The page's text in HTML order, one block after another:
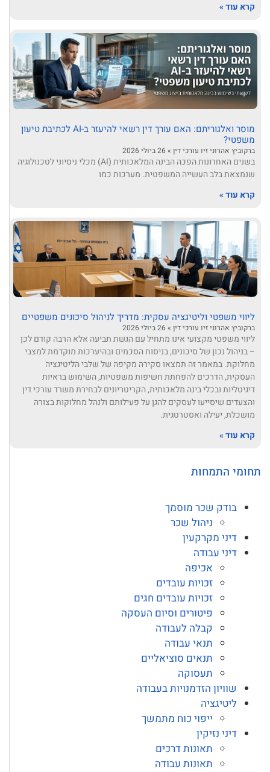
קרא עוד »
מוסר ואלגוריתם: האם עורך דין רשאי להיעזר ב-AI לכתיבת טיעון
משפטי?
ברקוביץ אהרוני זיו עורכי דין
בשנים האחרונות הפכה הבינה המלאכותית (AI) מכלי ניסיוני לטכנולוגיה
שנמצאת בלב העשייה המשפטית. מערכות כמו
קרא עוד »
ליווי משפטי וליטיגציה עסקית: מדריך לניהול סיכונים משפטיים
ברקוביץ אהרוני זיו עורכי דין
ליווי משפטי מקצועי אינו מתחיל עם הגשת תביעה אלא הרבה קודם לכן
– בניהול נכון של סיכונים, בניסוח הסכמים ובהיערכות מוקדמת למצבי
מחלוקת. במאמר זה תמצאו סקירה מקיפה של שלבי הליטיגציה
העסקית, הדרכים להפחתת חשיפות משפטיות, השימוש בראיות
דיגיטליות ובכלי בינה מלאכותית, הקריטריונים לבחירת משרד עורכי דין
והצעדים שיסייעו לעסקים להגן על פעילותם ולנהל מחלוקות בצורה
מושכלת, יעילה ואסטרטגית.
קרא עוד »
תחומי התמחות
בודק שכר מוסמך
ניהול שכר
דיני מקרקעין
דיני עבודה
אכיפה
זכויות עובדים
זכויות עובדים חגים
פיטורים וסיום העסקה
קבלה לעבודה
תנאי עבודה
תנאים סוציאליים
תעסוקה
שוויון הזדמנויות בעבודה
ליטיגציה
ייפוי כוח מתמשך
דיני נזיקין
תאונות דרכים
תאונות עבודה